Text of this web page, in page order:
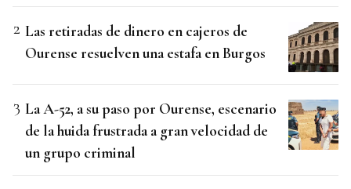
Las retiradas de dinero en cajeros de
Ourense resuelven una estafa en Burgos
La A-52, a su paso por Ourense, escenario
de la huida frustrada a gran velocidad de
un grupo criminal